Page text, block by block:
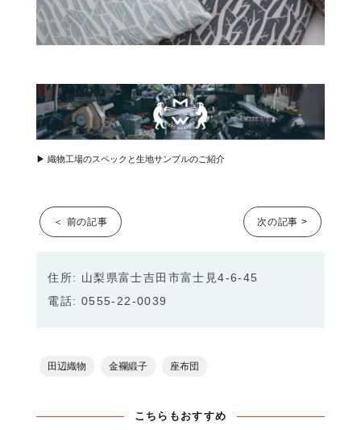
▶︎ 織物工場のスペックと生地サンプルのご紹介
＜ 前の記事 次の記事 >
住所: 山梨県富士吉田市富士見4-6-45
電話: 0555-22-0039
田辺織物 金襴緞子 座布団
こちらもおすすめ